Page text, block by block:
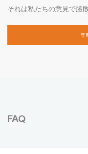
それは私たちの意見で勝
専
FAQ